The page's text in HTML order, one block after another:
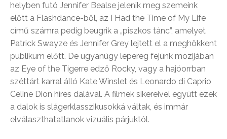
helyben futó Jennifer Bealse jelenik meg szemeink
előtt a Flashdance-ből, az I Had the Time of My Life
című számra pedig beugrik a „piszkos tánc”, amelyet
Patrick Swayze és Jennifer Grey lejtett el a meghökkent
publikum előtt. De ugyanúgy lepereg fejünk mozijában
az Eye of the Tigerre edző Rocky, vagy a hajóorrban
széttárt karral álló Kate Winslet és Leonardo di Caprio
Celine Dion híres dalával. A filmek sikereivel együtt ezek
a dalok is slágerklasszikusokká váltak, és immár
elválaszthatatlanok vizuális párjuktól.